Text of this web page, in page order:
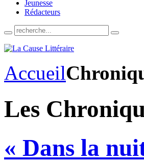
Jeunesse
Rédacteurs
Accueil
Les
« Dans la